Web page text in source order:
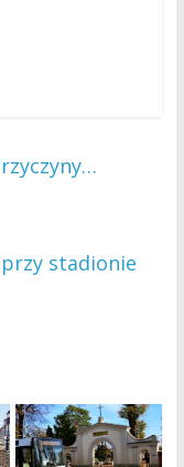
stadionie